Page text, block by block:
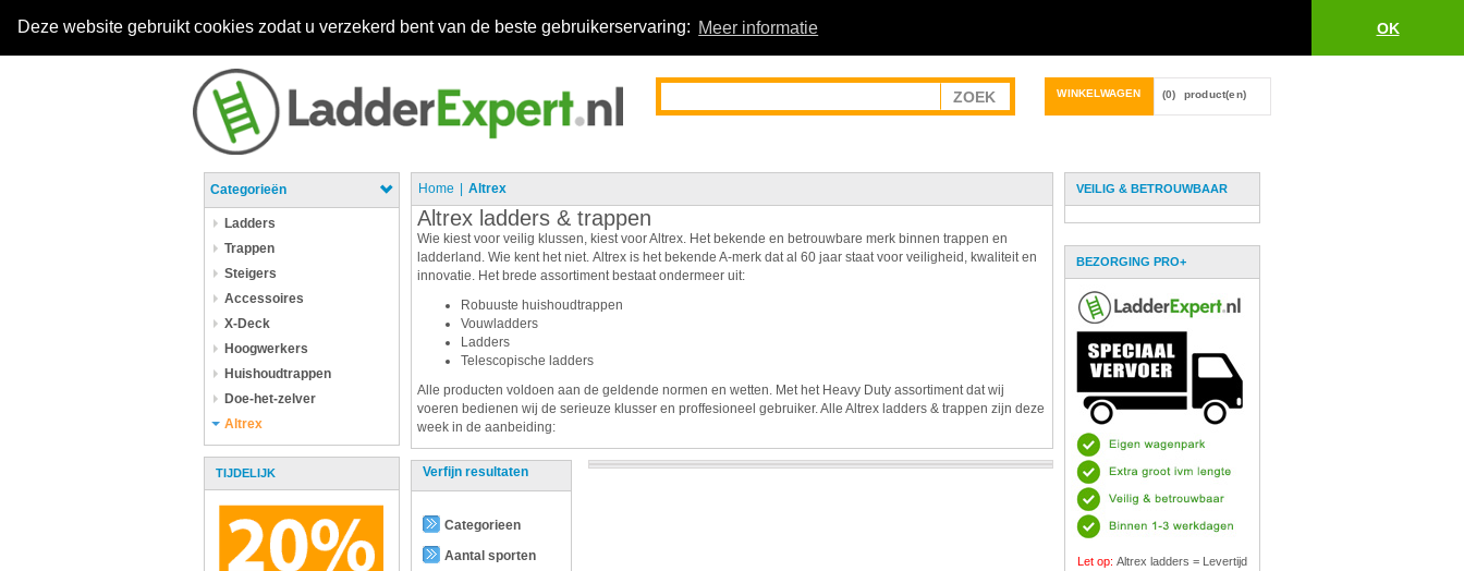
Deze website gebruikt cookies zodat u verzekerd bent van de beste gebruikerservaring: Meer informatie OK
WINKELWAGEN (0) product(en)
Categorieën
Ladders
Trappen
Steigers
Accessoires
X-Deck
Hoogwerkers
Huishoudtrappen
Doe-het-zelver
Altrex
TIJDELIJK
Home Altrex
Altrex ladders & trappen
Wie kiest voor veilig klussen, kiest voor Altrex. Het bekende en betrouwbare merk binnen trappen en
ladderland. Wie kent het niet. Altrex is het bekende A-merk dat al 60 jaar staat voor veiligheid, kwaliteit en
innovatie. Het brede assortiment bestaat ondermeer uit:
Robuuste huishoudtrappen
Vouwladders
Ladders
Telescopische ladders
Alle producten voldoen aan de geldende normen en wetten. Met het Heavy Duty assortiment dat wij
voeren bedienen wij de serieuze klusser en proffesioneel gebruiker. Alle Altrex ladders & trappen zijn deze
week in de aanbeiding:
Verfijn resultaten
Categorieen
Aantal sporten
VEILIG & BETROUWBAAR
BEZORGING PRO+
Let op: Altrex ladders = Levertijd